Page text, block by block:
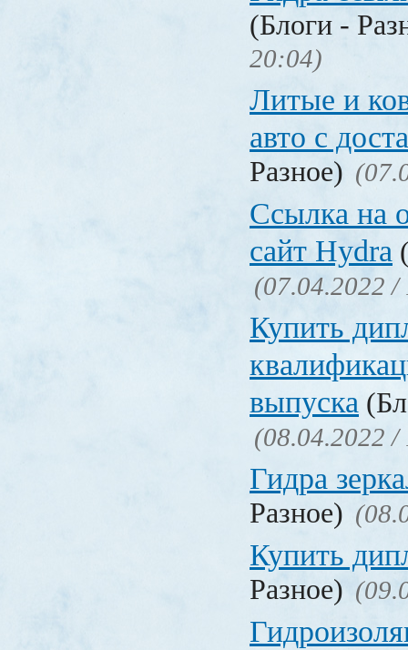
(Блоги -
20:04)
Литые и
авто с
Разное)
Ссылка на
сайт Hydra
(07.04.2022 /
Купить
выпуска
(08.04.2022 /
Гидра
Разное)
Купить
Разное)